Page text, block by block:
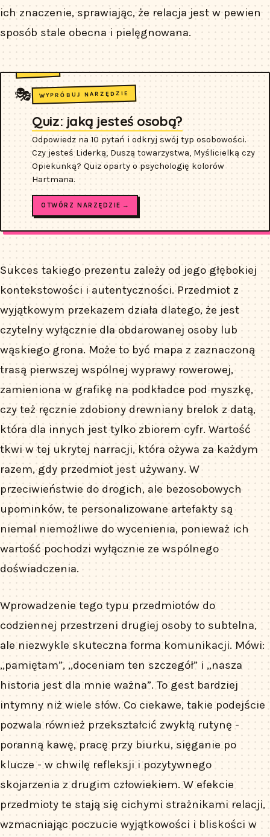
ich znaczenie, sprawiając, że relacja jest w pewien
sposób stale obecna i pielęgnowana.
🎭 WYPRÓBUJ NARZĘDZIE
Quiz: jaką jesteś osobą?
Odpowiedz na 10 pytań i odkryj swój typ osobowości.
Czy jesteś Liderką, Duszą towarzystwa, Myślicielką czy
Opiekunką? Quiz oparty o psychologię kolorów
Hartmana.
OTWÓRZ NARZĘDZIE →
Sukces takiego prezentu zależy od jego głębokiej
kontekstowości i autentyczności. Przedmiot z
wyjątkowym przekazem działa dlatego, że jest
czytelny wyłącznie dla obdarowanej osoby lub
wąskiego grona. Może to być mapa z zaznaczoną
trasą pierwszej wspólnej wyprawy rowerowej,
zamieniona w grafikę na podkładce pod myszkę,
czy też ręcznie zdobiony drewniany brelok z datą,
która dla innych jest tylko zbiorem cyfr. Wartość
tkwi w tej ukrytej narracji, która ożywa za każdym
razem, gdy przedmiot jest używany. W
przeciwieństwie do drogich, ale bezosobowych
upominków, te personalizowane artefakty są
niemal niemożliwe do wycenienia, ponieważ ich
wartość pochodzi wyłącznie ze wspólnego
doświadczenia.
Wprowadzenie tego typu przedmiotów do
codziennej przestrzeni drugiej osoby to subtelna,
ale niezwykle skuteczna forma komunikacji. Mówi:
„pamiętam”, „doceniam ten szczegół” i „nasza
historia jest dla mnie ważna”. To gest bardziej
intymny niż wiele słów. Co ciekawe, takie podejście
pozwala również przekształcić zwykłą rutynę -
poranną kawę, pracę przy biurku, sięganie po
klucze - w chwilę refleksji i pozytywnego
skojarzenia z drugim człowiekiem. W efekcie
przedmioty te stają się cichymi strażnikami relacji,
wzmacniając poczucie wyjątkowości i bliskości w